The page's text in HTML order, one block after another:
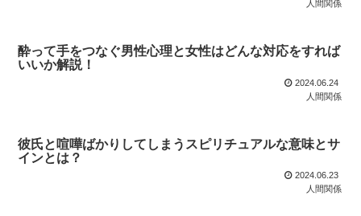
人間関係
酔って手をつなぐ男性心理と女性はどんな対応をすれば
いいか解説！
2024.06.24
人間関係
彼氏と喧嘩ばかりしてしまうスピリチュアルな意味とサ
インとは？
2024.06.23
人間関係